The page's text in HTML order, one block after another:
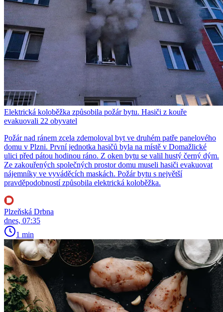
Elektrická koloběžka způsobila požár bytu. Hasiči z kouře
evakuovali 22 obyvatel
Požár nad ránem zcela zdemoloval byt ve druhém patře panelového
domu v Plzni. První jednotka hasičů byla na místě v Domažlické
ulici před pátou hodinou ráno. Z oken bytu se valil hustý černý dým.
Ze zakouřených společných prostor domu museli hasiči evakuovat
nájemníky ve vyváděcích maskách. Požár bytu s největší
pravděpodobností způsobila elektrická koloběžka.
Plzeňská Drbna
dnes, 07:35
1 min